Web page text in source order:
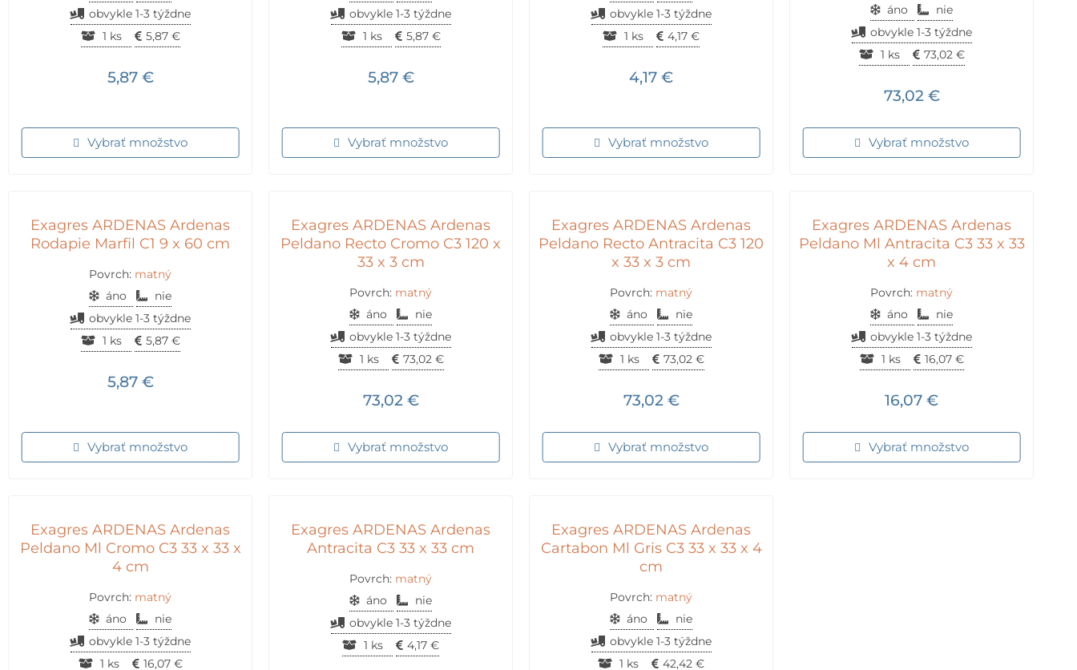
obvykle 1-3 týždne
1 ks
5,87 €
5,87 €
Vybrať množstvo
obvykle 1-3 týždne
1 ks
5,87 €
5,87 €
Vybrať množstvo
obvykle 1-3 týždne
1 ks
4,17 €
4,17 €
Vybrať množstvo
áno
nie
obvykle 1-3 týždne
1 ks
73,02 €
73,02 €
Vybrať množstvo
Exagres ARDENAS Ardenas
Rodapie Marfil C1 9 x 60 cm
Povrch: matný
áno
nie
obvykle 1-3 týždne
1 ks
5,87 €
5,87 €
Vybrať množstvo
Exagres ARDENAS Ardenas
Peldano Recto Cromo C3 120 x
33 x 3 cm
Povrch: matný
áno
nie
obvykle 1-3 týždne
1 ks
73,02 €
73,02 €
Vybrať množstvo
Exagres ARDENAS Ardenas
Peldano Recto Antracita C3 120
x 33 x 3 cm
Povrch: matný
áno
nie
obvykle 1-3 týždne
1 ks
73,02 €
73,02 €
Vybrať množstvo
Exagres ARDENAS Ardenas
Peldano Ml Antracita C3 33 x 33
x 4 cm
Povrch: matný
áno
nie
obvykle 1-3 týždne
1 ks
16,07 €
16,07 €
Vybrať množstvo
Exagres ARDENAS Ardenas
Peldano Ml Cromo C3 33 x 33 x
4 cm
Povrch: matný
áno
nie
obvykle 1-3 týždne
1 ks
16,07 €
Exagres ARDENAS Ardenas
Antracita C3 33 x 33 cm
Povrch: matný
áno
nie
obvykle 1-3 týždne
1 ks
4,17 €
Exagres ARDENAS Ardenas
Cartabon Ml Gris C3 33 x 33 x 4
cm
Povrch: matný
áno
nie
obvykle 1-3 týždne
1 ks
42,42 €